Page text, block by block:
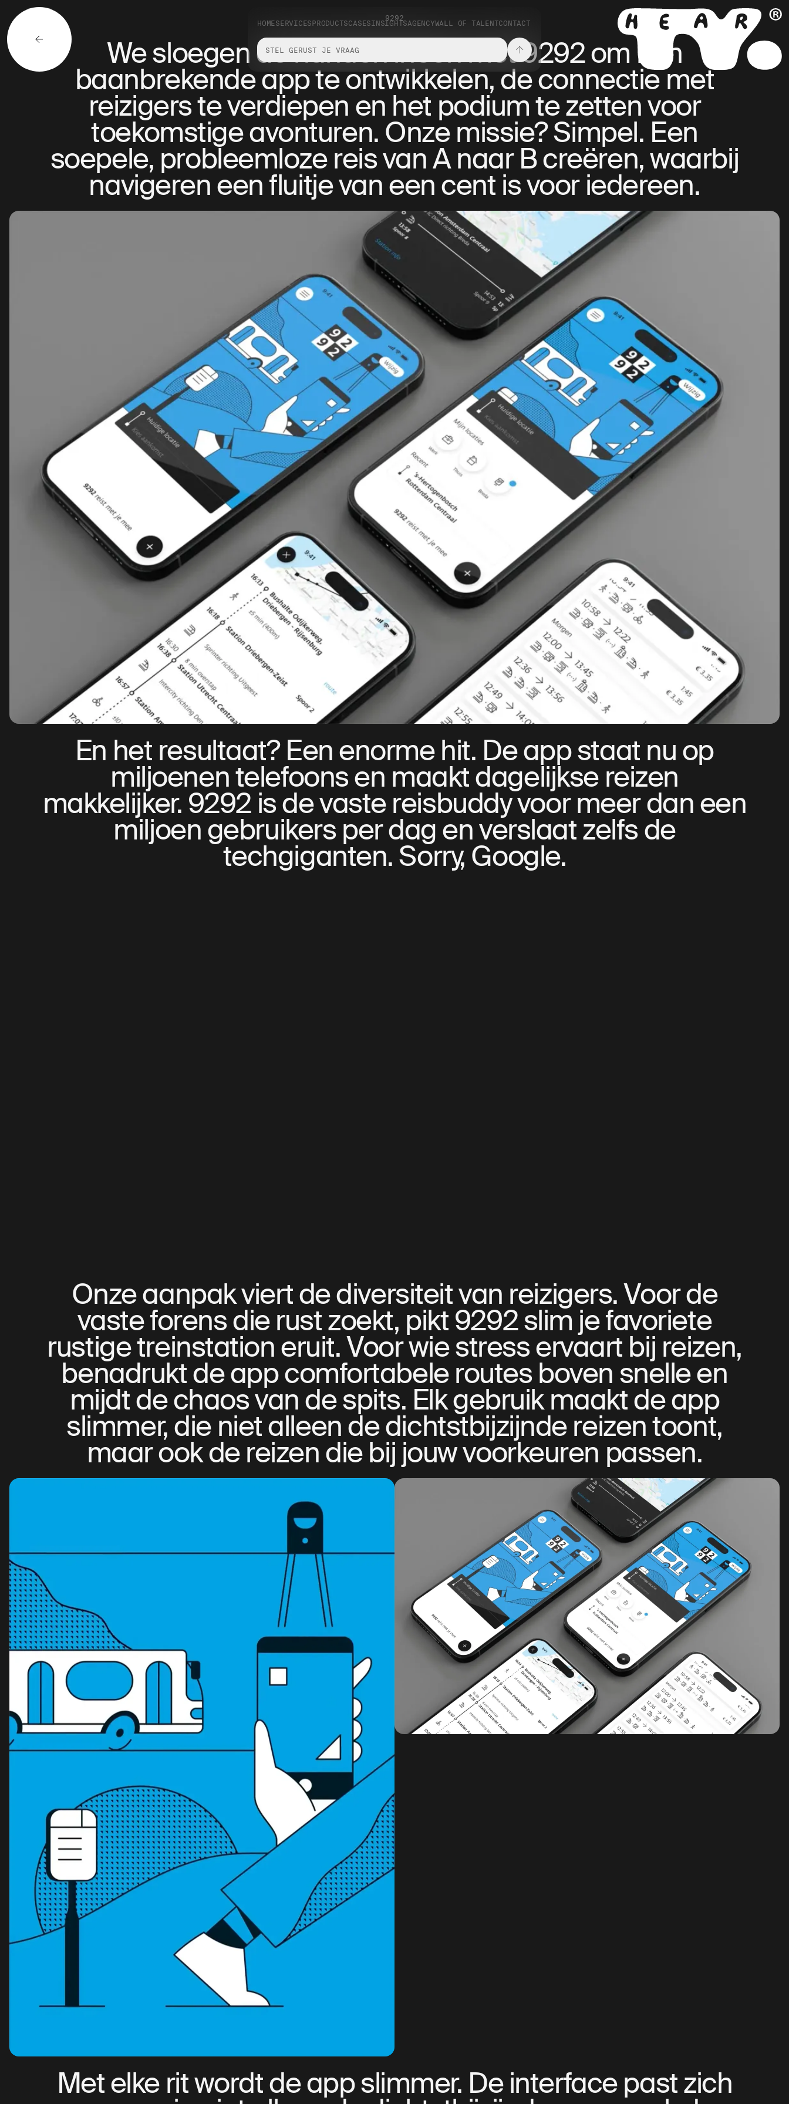
HOMESERVICESPRODUCTSCASESINSIGHTSAGENCYWALL OF TALENTCONTACT
9292
We sloegen de handen ineen met 9292 om hun
baanbrekende app te ontwikkelen, de connectie met
reizigers te verdiepen en het podium te zetten voor
toekomstige avonturen. Onze missie? Simpel. Een
soepele, probleemloze reis van A naar B creëren, waarbij
navigeren een fluitje van een cent is voor iedereen.
En het resultaat? Een enorme hit. De app staat nu op
miljoenen telefoons en maakt dagelijkse reizen
makkelijker. 9292 is de vaste reisbuddy voor meer dan een
miljoen gebruikers per dag en verslaat zelfs de
techgiganten. Sorry, Google.
Onze aanpak viert de diversiteit van reizigers. Voor de
vaste forens die rust zoekt, pikt 9292 slim je favoriete
rustige treinstation eruit. Voor wie stress ervaart bij reizen,
benadrukt de app comfortabele routes boven snelle en
mijdt de chaos van de spits. Elk gebruik maakt de app
slimmer, die niet alleen de dichtstbijzijnde reizen toont,
maar ook de reizen die bij jouw voorkeuren passen.
Met elke rit wordt de app slimmer. De interface past zich